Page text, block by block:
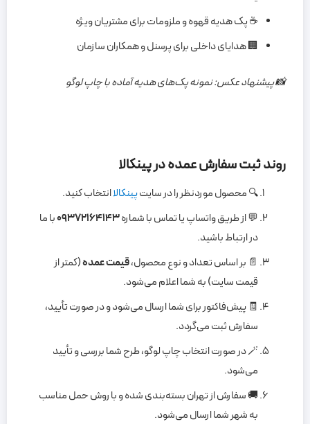
☕ پک هدیه قهوه و ملزومات برای مشتریان ویژه
🏢 هدایای داخلی برای پرسنل و همکاران سازمان
📸 پیشنهاد عکس: نمونه پک‌های هدیه آماده با چاپ لوگو
روند ثبت سفارش عمده در پینکالا
🔍 محصول موردنظر را در سایتپینکالاانتخاب کنید.
💬 از طریق واتساپ یا تماس با شماره۰۹۳۷۲۱۶۴۱۴۳با ما
در ارتباط باشید.
📄 بر اساس تعداد و نوع محصول،قیمت عمده(کمتر از
قیمت سایت) به شما اعلام می‌شود.
🧾 پیش‌فاکتور برای شما ارسال می‌شود و در صورت تأیید،
سفارش ثبت می‌گردد.
🪄 در صورت انتخاب چاپ لوگو، طرح شما بررسی و تأیید
می‌شود.
🚚 سفارش از تهران بسته‌بندی شده و با روش حمل مناسب
به شهر شما ارسال می‌شود.